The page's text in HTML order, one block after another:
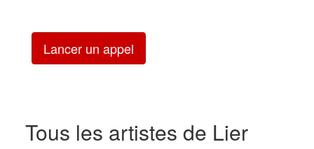
Lancer un appel
Tous les artistes de Lier